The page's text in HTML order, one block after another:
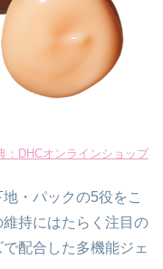
：DHCオンラインショップ
・パックの5役をこ
持にはたらく注目の
配合した多機能ジェ